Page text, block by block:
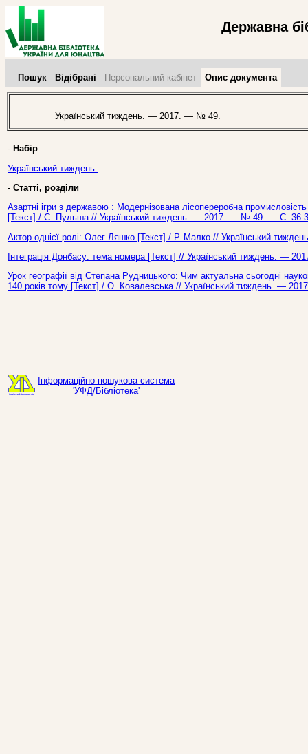
Державна
Пошук Відібрані Персональний кабінет Опис документа
Український тиждень. — 2017. — № 49.
- Набір
Український тиждень.
- Статті, розділи
Азартні ігри з державою : Модернізована лісопереробна
[Текст] / С. Пульша // Український тиждень. — 2017. — № 49. — С. 36-
Актор однієї ролі: Олег Ляшко [Текст] / Р. Малко // Український
Інтеграція Донбасу: тема номера [Текст] // Український тиждень. —
Урок географії від Степана Рудницького: Чим актуальна сьогодні
140 років тому [Текст] / О. Ковалевська // Український тиждень. —
Інформаційно-пошукова система
'УФД/Бібліотека'